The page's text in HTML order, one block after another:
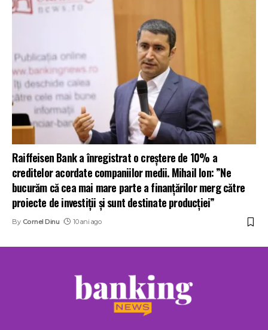
Raiffeisen Bank a înregistrat o creștere de 10% a
creditelor acordate companiilor medii. Mihail Ion: ”Ne
bucurăm că cea mai mare parte a finanțărilor merg către
proiecte de investiții și sunt destinate producției”
By Cornel Dinu 10 ani ago